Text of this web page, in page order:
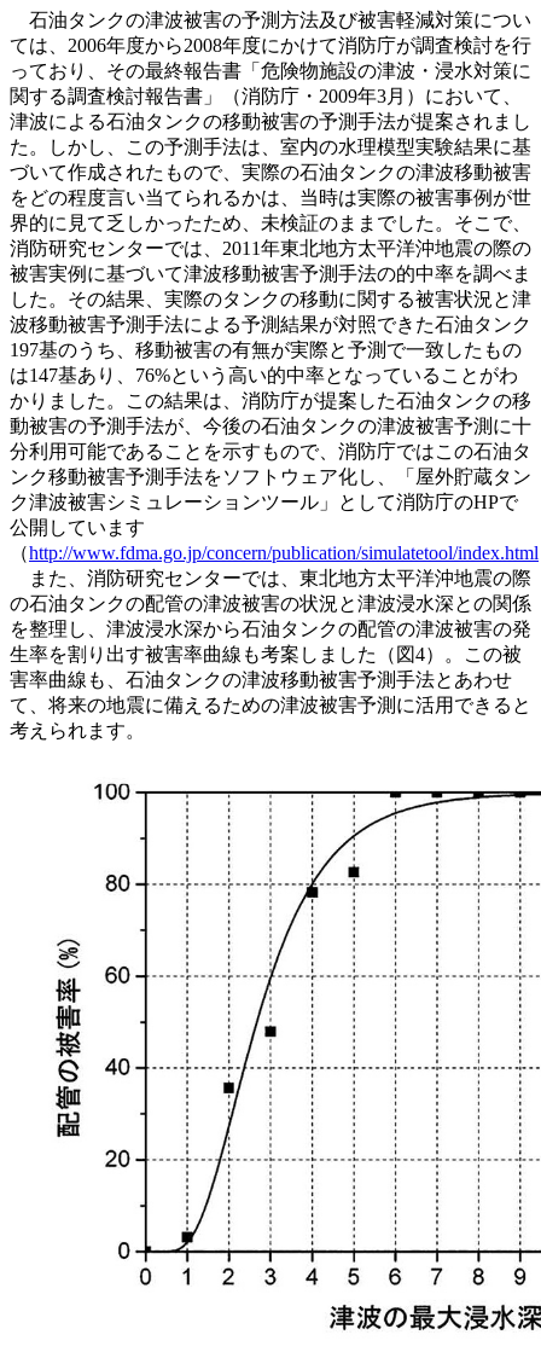
石油タンクの津波被害の予測方法及び被害軽減対策につい
ては、2006年度から2008年度にかけて消防庁が調査検討を行
っており、その最終報告書「危険物施設の津波・浸水対策に
関する調査検討報告書」（消防庁・2009年3月）において、
津波による石油タンクの移動被害の予測手法が提案されまし
た。しかし、この予測手法は、室内の水理模型実験結果に基
づいて作成されたもので、実際の石油タンクの津波移動被害
をどの程度言い当てられるかは、当時は実際の被害事例が世
界的に見て乏しかったため、未検証のままでした。そこで、
消防研究センターでは、2011年東北地方太平洋沖地震の際の
被害実例に基づいて津波移動被害予測手法の的中率を調べま
した。その結果、実際のタンクの移動に関する被害状況と津
波移動被害予測手法による予測結果が対照できた石油タンク
197基のうち、移動被害の有無が実際と予測で一致したもの
は147基あり、76%という高い的中率となっていることがわ
かりました。この結果は、消防庁が提案した石油タンクの移
動被害の予測手法が、今後の石油タンクの津波被害予測に十
分利用可能であることを示すもので、消防庁ではこの石油タ
ンク移動被害予測手法をソフトウェア化し、「屋外貯蔵タン
ク津波被害シミュレーションツール」として消防庁のHPで
公開しています
（http://www.fdma.go.jp/concern/publication/simulatetool/index.html
また、消防研究センターでは、東北地方太平洋沖地震の際
の石油タンクの配管の津波被害の状況と津波浸水深との関係
を整理し、津波浸水深から石油タンクの配管の津波被害の発
生率を割り出す被害率曲線も考案しました（図4）。この被
害率曲線も、石油タンクの津波移動被害予測手法とあわせ
て、将来の地震に備えるための津波被害予測に活用できると
考えられます。